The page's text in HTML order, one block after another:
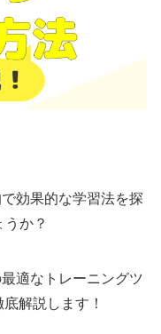
効果的な学習法を探
か？
適なトレーニングツ
解説します！